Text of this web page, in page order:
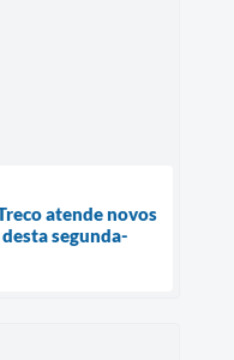
atende novos
segunda-